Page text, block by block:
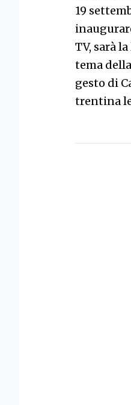
19
TV, sarà
tema
gesto di
trentina